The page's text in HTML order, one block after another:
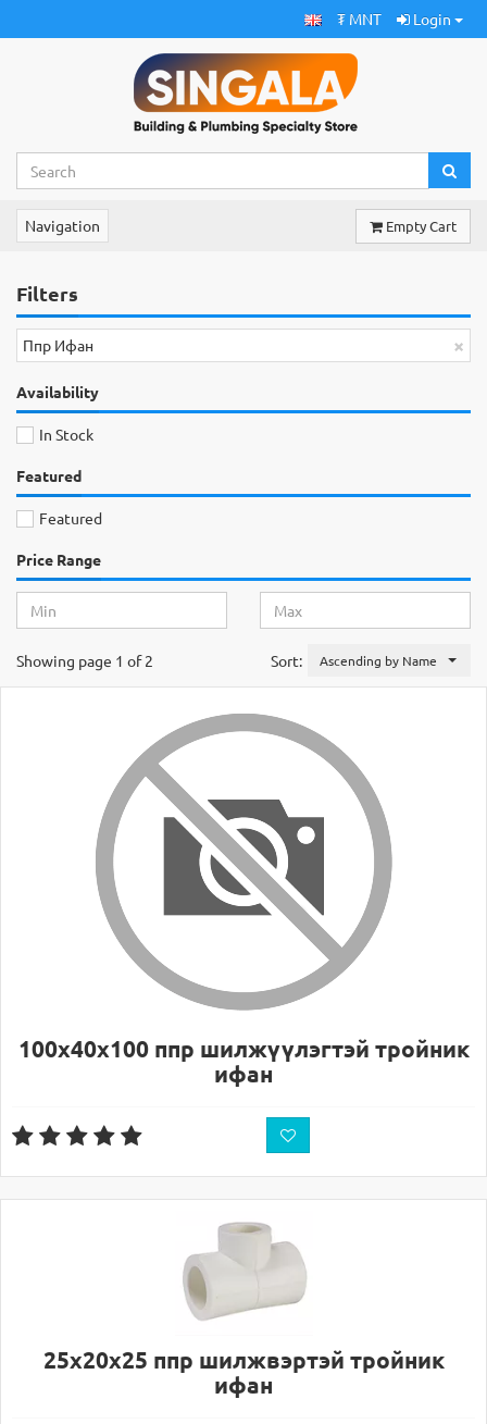
₮ MNT Login
Navigation Empty Cart
Filters
×
Ппр Ифан
Availability
In Stock
Featured
Featured
Price Range
Sort: Ascending by Name
Showing page 1 of 2
100х40х100 ппр шилжүүлэгтэй тройник
ифан
25х20х25 ппр шилжвэртэй тройник
ифан